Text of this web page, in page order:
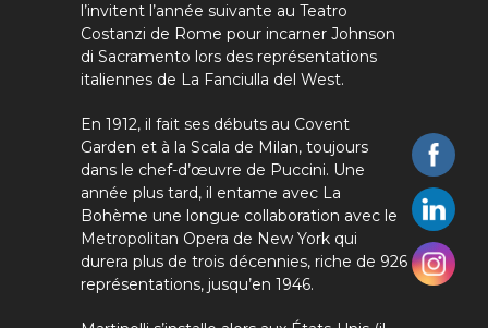
l’invitent l’année suivante au Teatro
Costanzi de Rome pour incarner Johnson
di Sacramento lors des représentations
italiennes de La Fanciulla del West.
En 1912, il fait ses débuts au Covent
Garden et à la Scala de Milan, toujours
dans le chef-d’œuvre de Puccini. Une
année plus tard, il entame avec La
Bohème une longue collaboration avec le
Metropolitan Opera de New York qui
durera plus de trois décennies, riche de 926
représentations, jusqu’en 1946.